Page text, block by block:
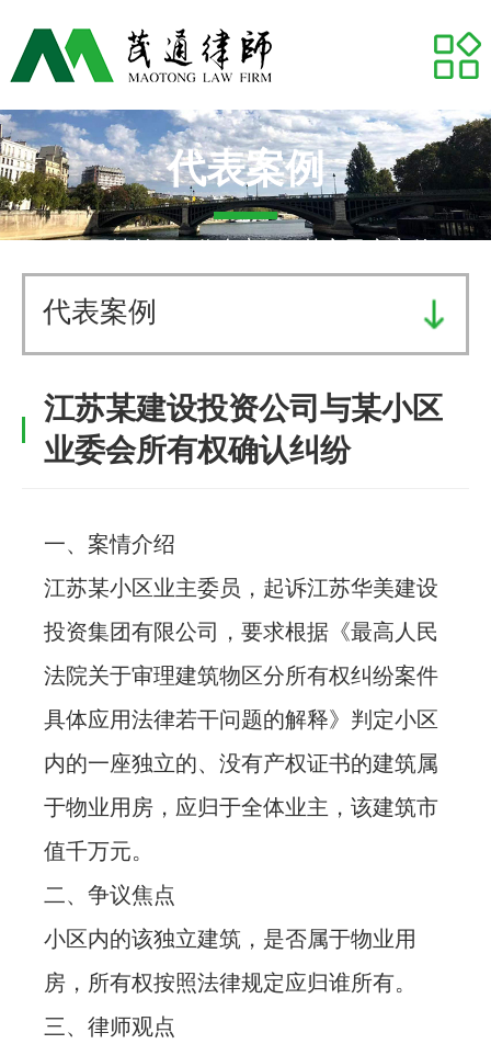
网站首页
专业领域
推荐律师
代表案例
业务研究
茂通动态
法治体检
联系我们
代表案例
代表案例
江苏某建设投资公司与某小区
业委会所有权确认纠纷
一、案情介绍
江苏某小区业主委员，起诉江苏华美建设
投资集团有限公司，要求根据《最高人民
法院关于审理建筑物区分所有权纠纷案件
具体应用法律若干问题的解释》判定小区
内的一座独立的、没有产权证书的建筑属
于物业用房，应归于全体业主，该建筑市
值千万元。
二、争议焦点
小区内的该独立建筑，是否属于物业用
房，所有权按照法律规定应归谁所有。
三、律师观点